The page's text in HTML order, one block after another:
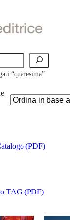
“quaresima”
(PDF)
TAG (PDF)